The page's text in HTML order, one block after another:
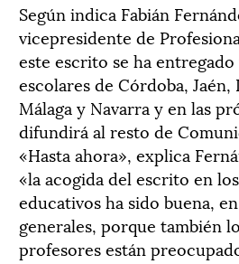
Según indica Fabián
vicepresidente de
este escrito se ha
escolares de Córdoba,
Málaga y Navarra y en las
difundirá al resto de
«Hasta ahora», explica
«la acogida del escrito en
educativos ha sido buena,
generales, porque también
profesores están